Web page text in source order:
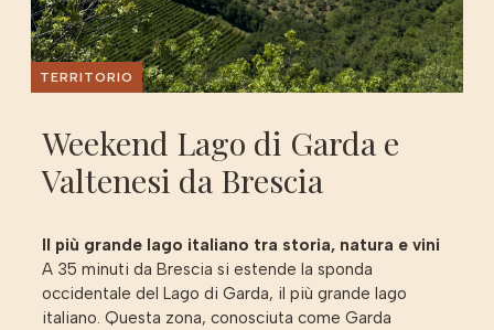
TERRITORIO
Weekend Lago di Garda e
Valtenesi da Brescia
Il più grande lago italiano tra storia, natura e vini
A 35 minuti da Brescia si estende la sponda
occidentale del Lago di Garda, il più grande lago
italiano. Questa zona, conosciuta come Garda